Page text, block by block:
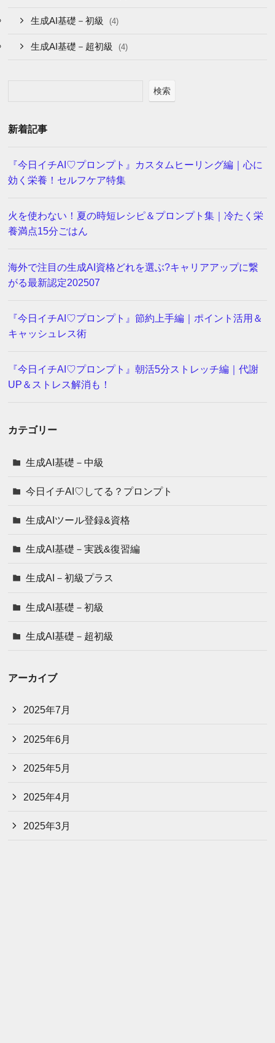
生成AI基礎－初級 (4)
生成AI基礎－超初級 (4)
検索
新着記事
『今日イチAI♡プロンプト』カスタムヒーリング編｜心に
効く栄養！セルフケア特集
火を使わない！夏の時短レシピ＆プロンプト集｜冷たく栄
養満点15分ごはん
海外で注目の生成AI資格どれを選ぶ?キャリアアップに繋
がる最新認定202507
『今日イチAI♡プロンプト』節約上手編｜ポイント活用＆
キャッシュレス術
『今日イチAI♡プロンプト』朝活5分ストレッチ編｜代謝
UP＆ストレス解消も！
カテゴリー
生成AI基礎－中級
今日イチAI♡してる？プロンプト
生成AIツール登録&資格
生成AI基礎－実践&復習編
生成AI－初級プラス
生成AI基礎－初級
生成AI基礎－超初級
アーカイブ
2025年7月
2025年6月
2025年5月
2025年4月
2025年3月